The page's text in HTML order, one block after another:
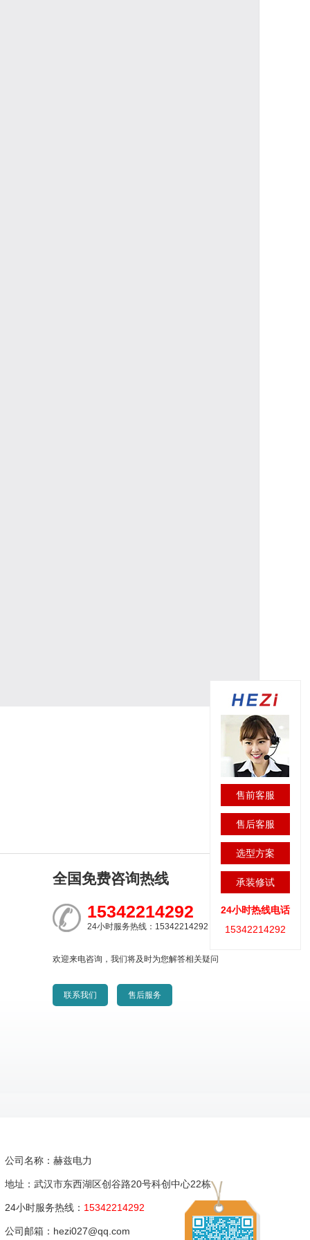
全国免费咨询热线
15342214292
24小时服务热线：15342214292
欢迎来电咨询，我们将及时为您解答相关疑问
联系我们 售后服务
公司名称：赫兹电力
地址：武汉市东西湖区创谷路20号科创中心22栋
24小时服务热线： 15342214292
公司邮箱：hezi027@qq.com
售前客服
售后客服
选型方案
承装修试
24小时热线电话
15342214292